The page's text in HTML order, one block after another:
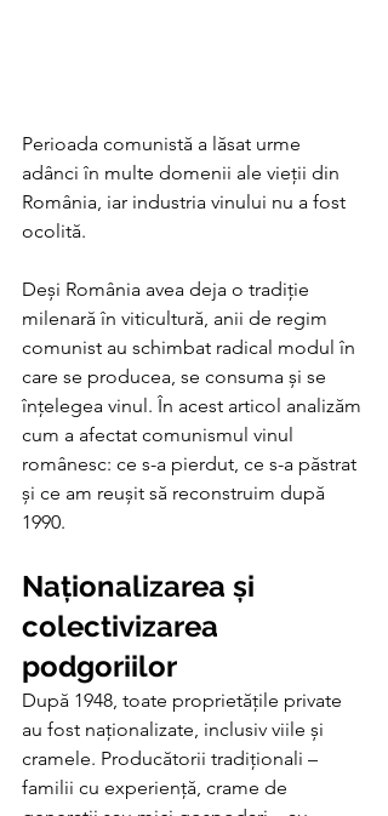
Perioada comunistă a lăsat urme
adânci în multe domenii ale vieții din
România, iar industria vinului nu a fost
ocolită.
Deși România avea deja o tradiție
milenară în viticultură, anii de regim
comunist au schimbat radical modul în
care se producea, se consuma și se
înțelegea vinul. În acest articol analizăm
cum a afectat comunismul vinul
românesc: ce s-a pierdut, ce s-a păstrat
și ce am reușit să reconstruim după
1990.
Naționalizarea și
colectivizarea
podgoriilor
După 1948, toate proprietățile private
au fost naționalizate, inclusiv viile și
cramele. Producătorii tradiționali –
familii cu experiență, crame de